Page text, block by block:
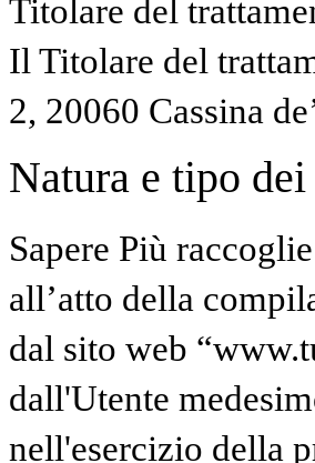
Titolare del
Il Titolare del
2, 20060 Cassina
Natura e tipo
Sapere Più
all’atto della
dal sito web
dall'Utente
nell'esercizio della